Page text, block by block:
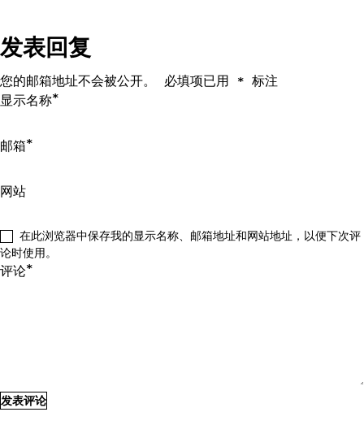
发表回复
您的邮箱地址不会被公开。 必填项已用 * 标注
评论*
显示名称*
邮箱*
网站
在此浏览器中保存我的显示名称、邮箱地址和网站地址，以便下次评
论时使用。